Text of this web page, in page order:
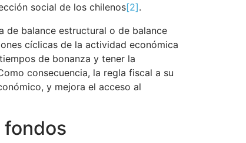
social de los chilenos[2].
de balance estructural o de balance
cíclicas de la actividad económica
de bonanza y tener la
consecuencia, la regla fiscal a su
y mejora el acceso al
fondos